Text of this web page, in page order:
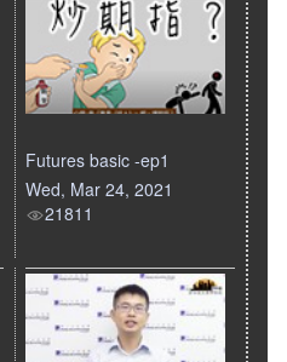
Futures basic -ep1
Wed, Mar 24, 2021
21811